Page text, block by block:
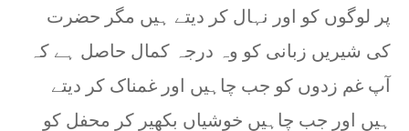
پر لوگوں کو اور نہال کر دیتے ہیں مگر حضرت
کی شیریں زبانی کو وہ درجہ کمال حاصل ہے کہ
آپ غم زدوں کو جب چاہیں اور غمناک کر دیتے
ہیں اور جب چاہیں خوشیاں بکھیر کر محفل کو